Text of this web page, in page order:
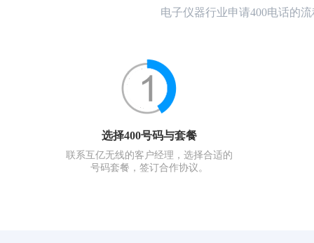
电子仪器行业申请400电话的
选择400号码与套餐
联系互亿无线的客户经理，选择合适的
号码套餐，签订合作协议。